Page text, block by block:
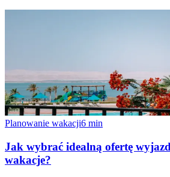
Planowanie wakacji6 min
Jak wybrać idealną ofertę
wakacje?